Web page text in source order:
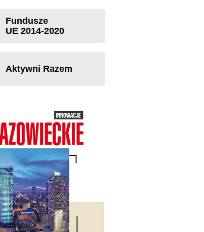
Fundusze
UE 2014-2020
Aktywni Razem